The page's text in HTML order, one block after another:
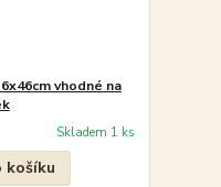
vhodné na
Skladem 1 ks
košíku